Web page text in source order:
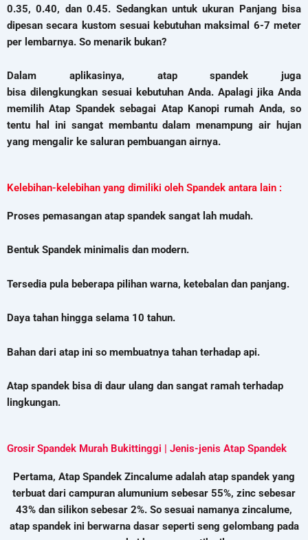
0.35, 0.40, dan 0.45. Sedangkan untuk ukuran Panjang bisa
dipesan secara kustom sesuai kebutuhan maksimal 6-7 meter
per lembarnya. So menarik bukan?
Dalam aplikasinya, atap spandek juga
bisa dilengkungkan sesuai kebutuhan Anda. Apalagi jika Anda
memilih Atap Spandek sebagai Atap Kanopi rumah Anda, so
tentu hal ini sangat membantu dalam menampung air hujan
yang mengalir ke saluran pembuangan airnya.
Kelebihan-kelebihan yang dimiliki oleh Spandek antara lain :
Proses pemasangan atap spandek sangat lah mudah.
Bentuk Spandek minimalis dan modern.
Tersedia pula beberapa pilihan warna, ketebalan dan panjang.
Daya tahan hingga selama 10 tahun.
Bahan dari atap ini so membuatnya tahan terhadap api.
Atap spandek bisa di daur ulang dan sangat ramah terhadap
lingkungan.
Grosir Spandek Murah Bukittinggi | Jenis-jenis Atap Spandek
Pertama, Atap Spandek Zincalume adalah atap spandek yang
terbuat dari campuran alumunium sebesar 55%, zinc sebesar
43% dan silikon sebesar 2%. So sesuai namanya zincalume,
atap spandek ini berwarna dasar seperti seng gelombang pada